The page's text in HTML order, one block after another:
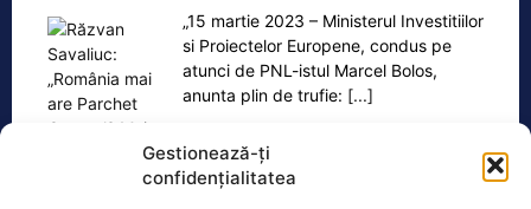
Gestionează-ți
confidențialitatea
„15 martie 2023 – Ministerul Investitiilor
si Proiectelor Europene, condus pe
atunci de PNL-istul Marcel Bolos,
anunta plin de trufie: [...]